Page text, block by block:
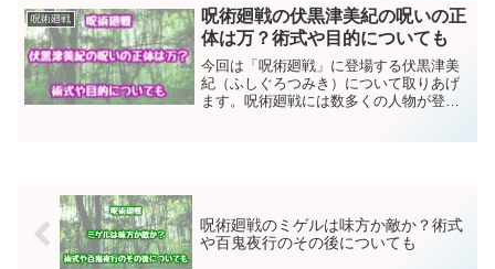
説します。お好きなサービスを選べばい
いですが、迷う...
呪術廻戦
呪術廻戦の伏黒津美紀の呪いの正
体は万？術式や目的についても
今回は「呪術廻戦」に登場する伏黒津美
紀（ふしぐろつみき）について取りあげ
ます。呪術廻戦には数多くの人物が登場
呪術廻戦のミゲルは味方か敵か？術式
や百鬼夜行のその後についても